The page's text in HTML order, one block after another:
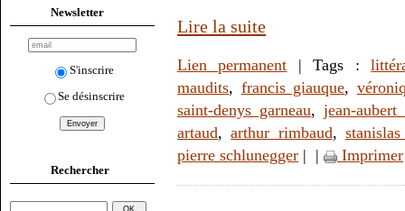
Newsletter
S'inscrire
Se désinscrire
Rechercher
Lire la suite
Lien permanent | Tags :
maudits, francis giauque,
saint-denys garneau,jean-aubert
artaud,arthur rimbaud,
pierre schlunegger | | Imprimer